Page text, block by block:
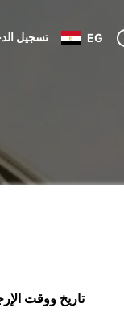
تسجيل EG
تاريخ ووقت